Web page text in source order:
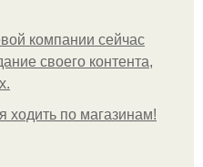
компании сейчас
своего контента,
ходить по магазинам!